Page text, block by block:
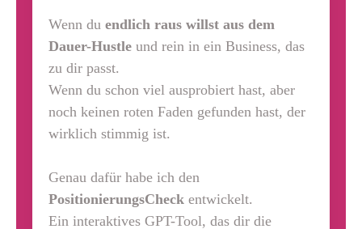
Wenn du endlich raus willst aus dem
Dauer-Hustle und rein in ein Business, das
zu dir passt.
Wenn du schon viel ausprobiert hast, aber
noch keinen roten Faden gefunden hast, der
wirklich stimmig ist.
Genau dafür habe ich den
PositionierungsCheck entwickelt.
Ein interaktives GPT-Tool, das dir die